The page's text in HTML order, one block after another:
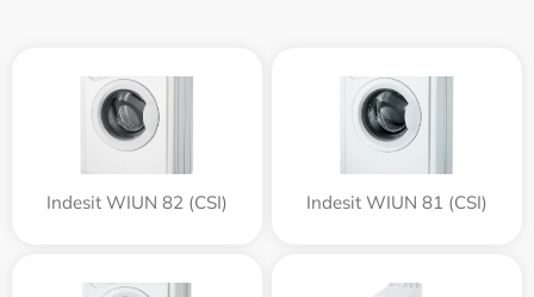
Indesit WIUN 82 (CSI) Indesit WIUN 81 (CSI)